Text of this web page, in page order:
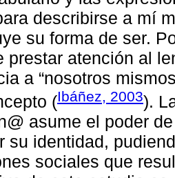
describirse a mí
su forma de ser.
prestar atención al
a “nosotros
(Ibáñez, 2003).
asume el poder
su identidad,
sociales que